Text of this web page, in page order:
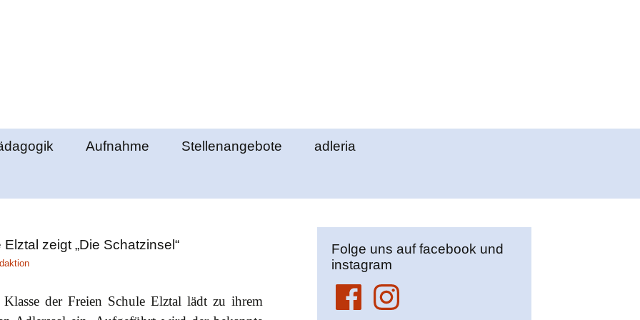
Aufnahme Stellenangebote adleria
zeigt „Die Schatzinsel“
der Freien Schule Elztal lädt zu ihrem
Folge uns auf facebook und
instagram
FacebookInstagram